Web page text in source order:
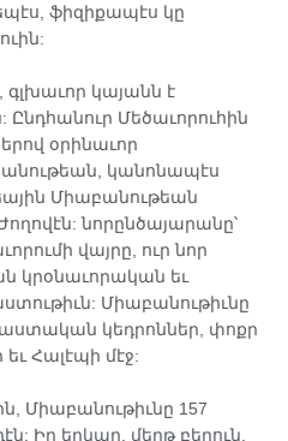
ֆիզիքապէս կը
կայանն է
Ընդհանուր Մեծաւորուհին
օրինաւոր
կանոնապէս
Միաբանութեան
նորընծայարանը՝
վայրը, ուր նոր
կրօնաւորական եւ
Միաբանութիւնը
կեդրոններ, փոքր
Հալէպի մէջ:
Միաբանութիւնը 157
Իր երկար, մերթ բեղուն,